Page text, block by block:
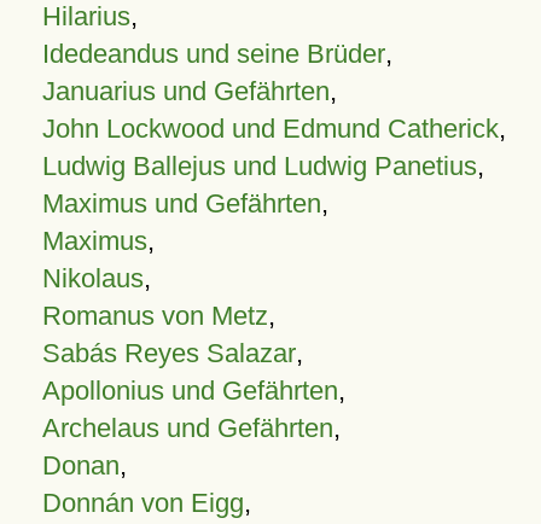
Hilarius,
Idedeandus und seine Brüder,
Januarius und Gefährten,
John Lockwood und Edmund Catherick,
Ludwig Ballejus und Ludwig Panetius,
Maximus und Gefährten,
Maximus,
Nikolaus,
Romanus von Metz,
Sabás Reyes Salazar,
Apollonius und Gefährten,
Archelaus und Gefährten,
Donan,
Donnán von Eigg,